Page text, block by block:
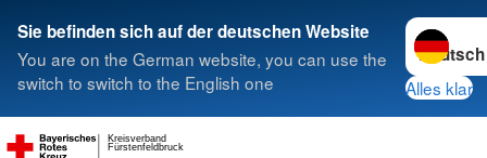
Sie befinden sich auf der deutschen Website
You are on the German website, you can use the
switch to switch to the English one
Sprache
Alles klar
Fürstenfeldbruck
Kreisverband
Suche